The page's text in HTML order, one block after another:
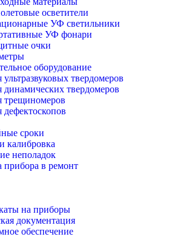
осветители
УФ светильники
УФ фонари
очки
оборудование
ультразвуковых твердомеров
динамических твердомеров
трещиномеров
дефектоскопов
сроки
калибровка
неполадок
прибора в ремонт
на приборы
документация
обеспечение